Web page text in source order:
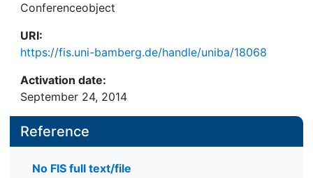
Conferenceobject
URI:
https://fis.uni-bamberg.de/handle/uniba/18068
Activation date:
September 24, 2014
Reference
No FIS full text/file